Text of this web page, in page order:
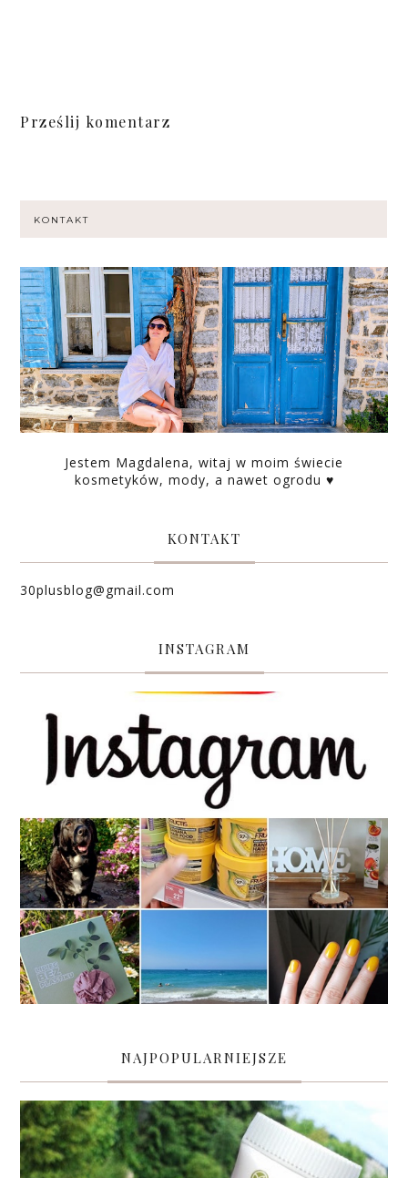
Prześlij komentarz
KONTAKT
Jestem Magdalena, witaj w moim świecie
kosmetyków, mody, a nawet ogrodu ♥
KONTAKT
30plusblog@gmail.com
INSTAGRAM
NAJPOPULARNIEJSZE